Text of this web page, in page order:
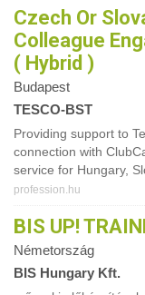
Czech Or
Colleague
( Hybrid )
Budapest
TESCO-BST
Providing support to
connection with
service for Hungary,
profession.hu
BIS UP!
Németország
BIS Hungary Kft.